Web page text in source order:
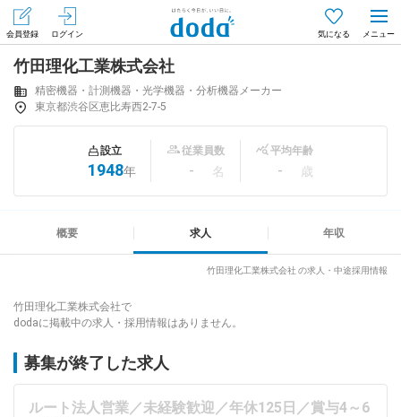
会員登録 ログイン 気になる
会員登録（無料）
はじめてdodaをご利用される方へ
求人を紹介してもらう
専門サイト
竹田理化工業株式会社
精密機器・計測機器・光学機器・分析機器メーカー
東京都渋谷区恵比寿西2-7-5
設立
1948年
従業員数
- 名
平均年齢
- 歳
概要 求人 年収
竹田理化工業株式会社 の求人・中途採用情報
竹田理化工業株式会社で
dodaに掲載中の求人・採用情報はありません。
募集が終了した求人
ルート法人営業／未経験歓迎／年休125日／賞与4～6